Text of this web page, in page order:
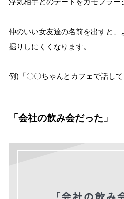
仲のいい女友達の名前を出すと、
掘りしにくくなります。
例)「〇〇ちゃんとカフェで話して
「会社の飲み会だった」